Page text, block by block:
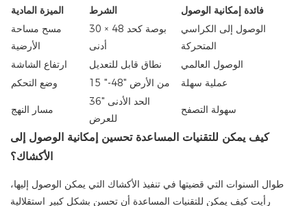
الميزة المادية الشرط
فائدة إمكانية الوصول
مسح مساحة
الأرضية
30 × 48 بوصة كحد
أدنى
الوصول إلى الكراسي
المتحركة
ارتفاع الشاشة
نطاق قابل للتعديل
الوصول العالمي
وضع التحكم
15 "-48" من الأرض عملية سهلة
مسار النهج
36" الحد الأدنى
للعرض
سهولة التصفح
كيف يمكن للتقنيات المساعدة تحسين إمكانية الوصول إلى
الأكشاك؟
طوال السنوات التي قضيتها في تنفيذ الأكشاك التي يمكن الوصول إليها،
رأيت كيف يمكن للتقنيات المساعدة أن تحسن بشكل كبير استقلالية